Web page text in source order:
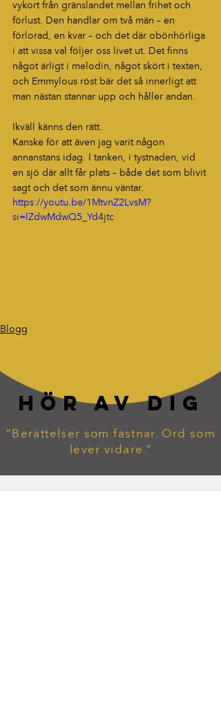
vykort från gränslandet mellan frihet och
förlust. Den handlar om två män – en
förlorad, en kvar – och det där obönhörliga
i att vissa val följer oss livet ut. Det finns
något ärligt i melodin, något skört i texten,
och Emmylous röst bär det så innerligt att
man nästan stannar upp och håller andan.
Ikväll känns den rätt.
Kanske för att även jag varit någon
annanstans idag. I tanken, i tystnaden, vid
en sjö där allt får plats – både det som blivit
sagt och det som ännu väntar.
https://youtu.be/1MtvnZ2LvsM?
si=lZdwMdwQ5_Yd4jtc
Blogg
HÖR AV DIG
“Berättelser som fastnar. Ord som
lever vidare.”